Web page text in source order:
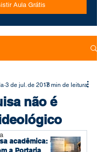
Aula Grátis
não é
3 de jul. de 20187 min de leitura
e político por
acadêmica: o